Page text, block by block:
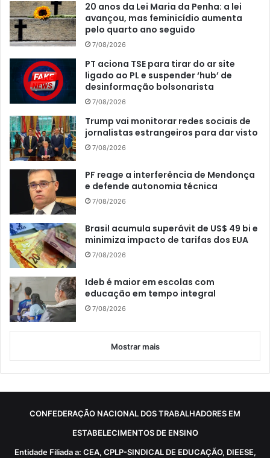
20 anos da Lei Maria da Penha: a lei
avançou, mas feminicídio aumenta
pelo quarto ano seguido
7/08/2026
PT aciona TSE para tirar do ar site
ligado ao PL e suspender ‘hub’ de
desinformação bolsonarista
7/08/2026
Trump vai monitorar redes sociais de
jornalistas estrangeiros para dar visto
7/08/2026
PF reage a interferência de Mendonça
e defende autonomia técnica
7/08/2026
Brasil acumula superávit de US$ 49 bi e
minimiza impacto de tarifas dos EUA
7/08/2026
Ideb é maior em escolas com
educação em tempo integral
7/08/2026
Mostrar mais
CONFEDERAÇÃO NACIONAL DOS TRABALHADORES EM
ESTABELECIMENTOS DE ENSINO
Entidade Filiada a: CEA, CPLP-SINDICAL DE EDUCAÇÃO, DIEESE,